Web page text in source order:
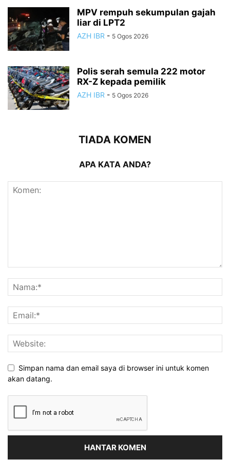
MPV rempuh sekumpulan gajah
liar di LPT2
AZH IBR - 5 Ogos 2026
Polis serah semula 222 motor
RX-Z kepada pemilik
AZH IBR - 5 Ogos 2026
TIADA KOMEN
APA KATA ANDA?
Simpan nama dan email saya di browser ini untuk komen
akan datang.